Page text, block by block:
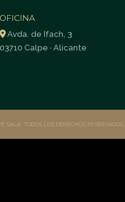
OFICINA
Avda. de Ifach, 3
03710 Calpe · Alicante
SALA. TODOS LOS DERECHOS RESERVADOS.